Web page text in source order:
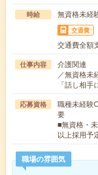
時給 無資格未
交通費
交通費全額
仕事内容
介護関連
／無資格未
「話し相
応募資格
職種未経験
要
■無資格・
以上採用予
職場の雰囲気